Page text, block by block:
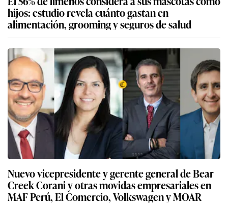
hijos: estudio revela cuánto gastan en
alimentación, grooming y seguros de salud
Nuevo vicepresidente y gerente general de Bear
Creek Corani y otras movidas empresariales en
MAF Perú, El Comercio, Volkswagen y MOAR